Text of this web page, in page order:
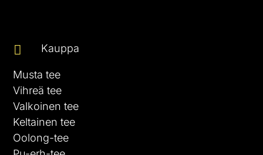
 Kauppa
Musta tee
Vihreä tee
Valkoinen tee
Keltainen tee
Oolong-tee